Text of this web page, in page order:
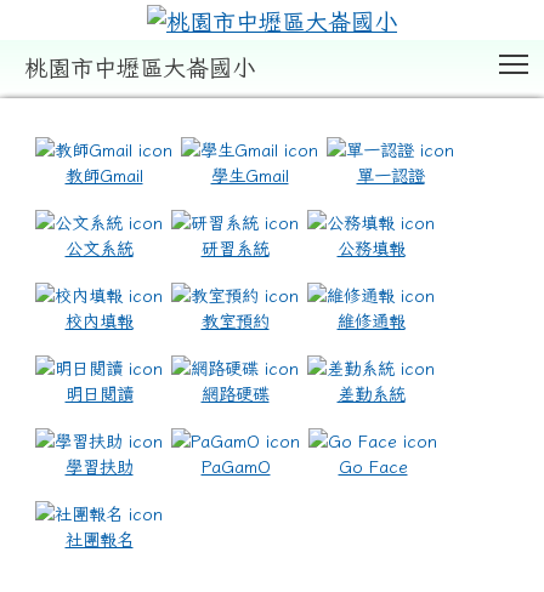
桃園市中壢區大崙國小
教師Gmail 學生Gmail 單一認證
公文系統 研習系統 公務填報
校內填報 教室預約 維修通報
明日閱讀 網路硬碟 差勤系統
學習扶助 PaGamO Go Face
社團報名